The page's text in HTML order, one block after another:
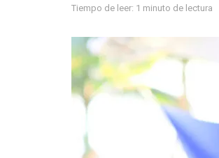
Tiempo de leer: 1 minuto de lectura